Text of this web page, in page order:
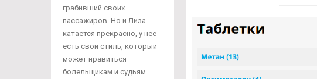
грабивший своих
пассажиров. Но и Лиза
катается прекрасно, у неё
есть свой стиль, который
может нравиться
болельщикам и судьям.